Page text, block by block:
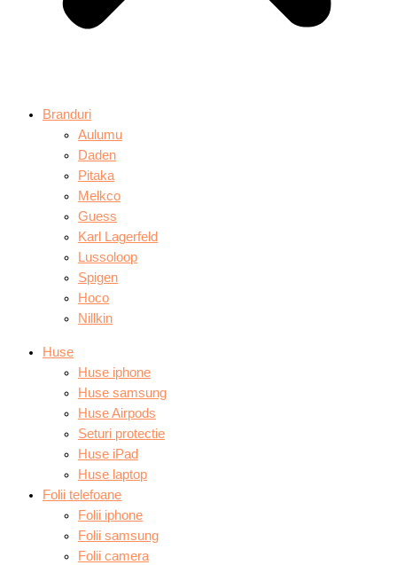
Branduri
Aulumu
Daden
Pitaka
Melkco
Guess
Karl Lagerfeld
Lussoloop
Spigen
Hoco
Nillkin
Huse
Huse iphone
Huse samsung
Huse Airpods
Seturi protectie
Huse iPad
Huse laptop
Folii telefoane
Folii iphone
Folii samsung
Folii camera